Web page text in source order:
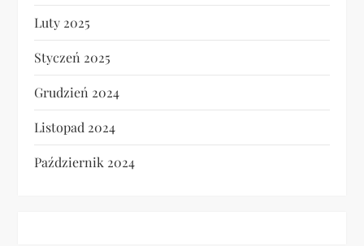
Luty 2025
Styczeń 2025
Grudzień 2024
Listopad 2024
Październik 2024